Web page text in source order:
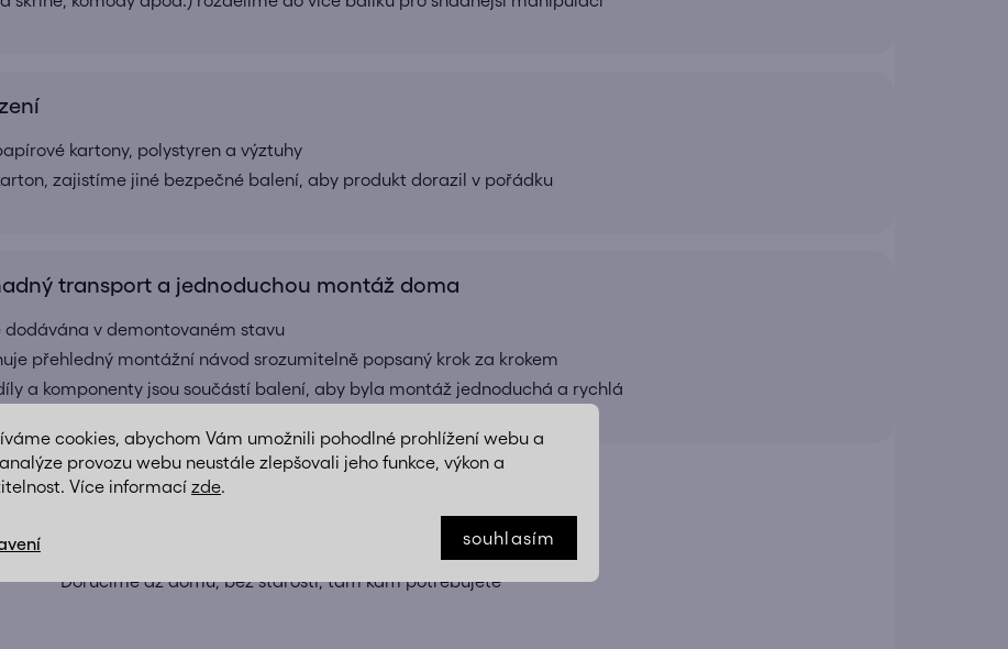
cookies, abychom Vám umožnili pohodlné prohlížení webu a
provozu webu neustále zlepšovali jeho funkce, výkon a
Více informací zde.
souhlasím
kartony, polystyren a výztuhy
zajistíme jiné bezpečné balení, aby produkt dorazil v pořádku
transport a jednoduchou montáž doma
dodávána v demontovaném stavu
přehledný montážní návod srozumitelně popsaný krok za krokem
a komponenty jsou součástí balení, aby byla montáž jednoduchá a rychlá
TĚŽKÉ VĚCI? MY VÁM S NIMI POMŮŽEME
Doručíme až domů, bez starostí, tam kam potřebujete